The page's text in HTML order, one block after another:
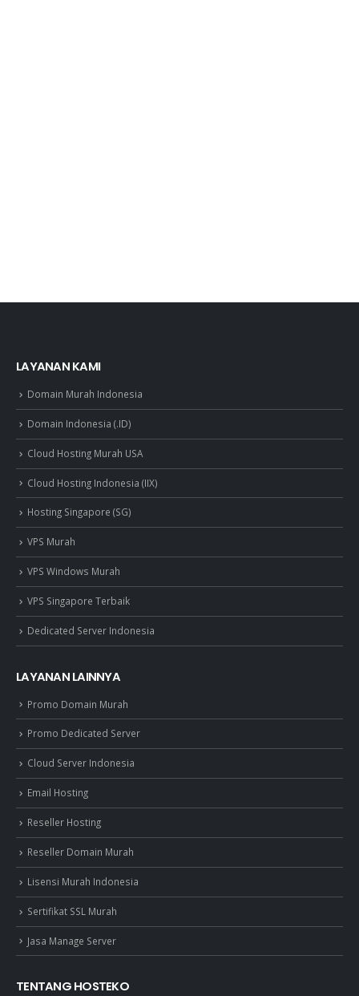
LAYANAN KAMI
Domain Murah Indonesia
Domain Indonesia (.ID)
Cloud Hosting Murah USA
Cloud Hosting Indonesia (IIX)
Hosting Singapore (SG)
VPS Murah
VPS Windows Murah
VPS Singapore Terbaik
Dedicated Server Indonesia
LAYANAN LAINNYA
Promo Domain Murah
Promo Dedicated Server
Cloud Server Indonesia
Email Hosting
Reseller Hosting
Reseller Domain Murah
Lisensi Murah Indonesia
Sertifikat SSL Murah
Jasa Manage Server
TENTANG HOSTEKO